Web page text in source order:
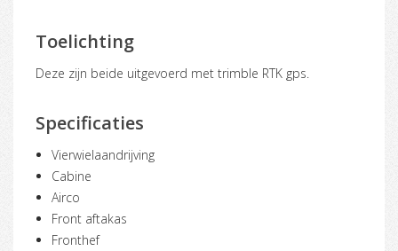
Toelichting
Deze zijn beide uitgevoerd met trimble RTK gps.
Specificaties
Vierwielaandrijving
Cabine
Airco
Front aftakas
Fronthef